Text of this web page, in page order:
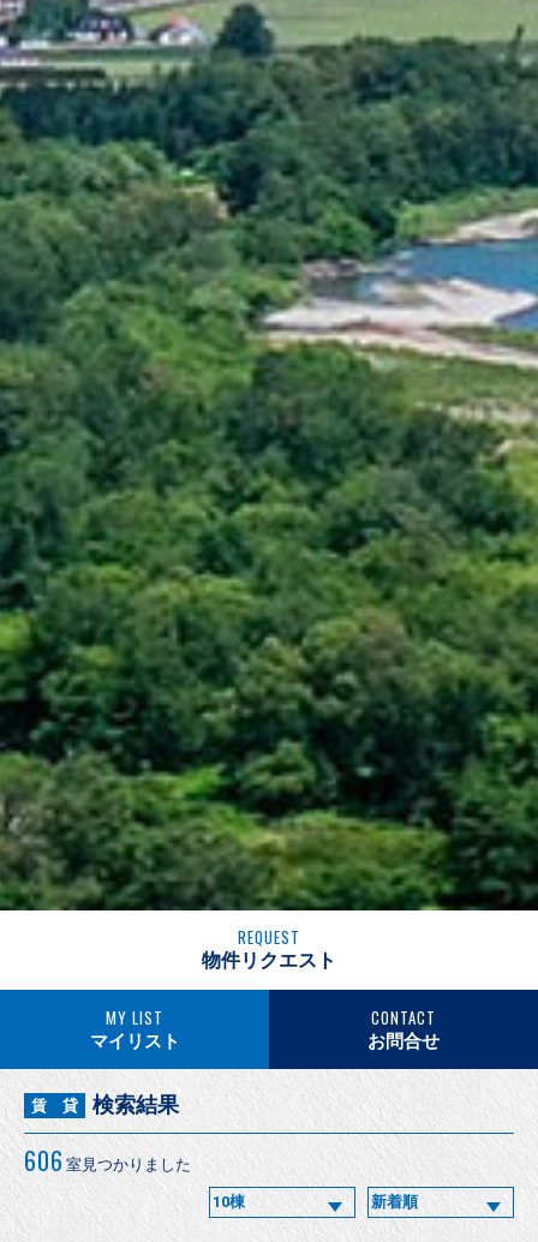
REQUEST
物件リクエスト
MY LIST
マイリスト
CONTACT
お問合せ
賃 貸 検索結果
606 室見つかりました